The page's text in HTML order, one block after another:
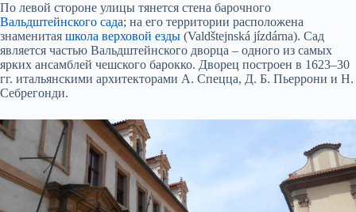
По левой стороне улицы тянется стена барочного
Вальдштейнского сада; на его территории расположена
знаменитая школа верховой езды (Valdštejnská jízdárna). Сад
является частью Вальдштейнского дворца – одного из самых
ярких ансамблей чешского барокко. Дворец построен в 1623–30
гг. итальянскими архитекторами А. Спецца, Д. Б. Пьеррони и Н.
Себрегонди.